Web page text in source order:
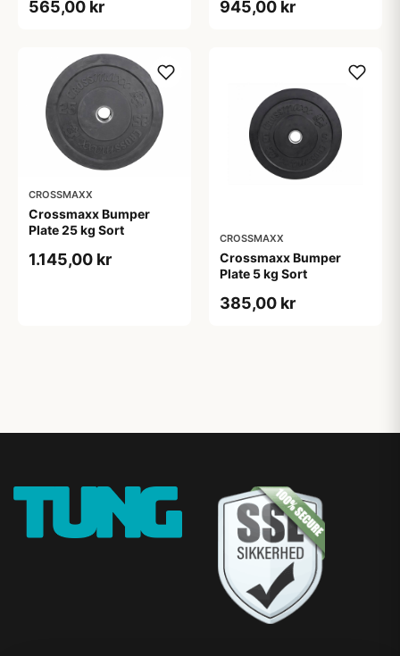
565,00 kr 945,00 kr
CROSSMAXX
Crossmaxx Bumper
Plate 25 kg Sort
1.145,00 kr
CROSSMAXX
Crossmaxx Bumper
Plate 5 kg Sort
385,00 kr